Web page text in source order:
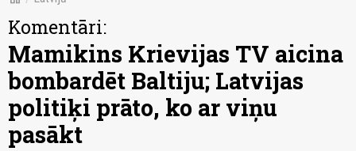
Komentāri:
Mamikins Krievijas TV aicina
bombardēt Baltiju; Latvijas
politiķi prāto, ko ar viņu
pasākt